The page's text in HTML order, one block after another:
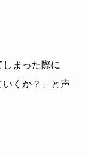
まった際に
いくか？」と声